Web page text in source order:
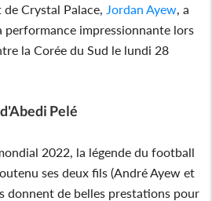
de Crystal Palace, Jordan Ayew, a
performance impressionnante lors
la Corée du Sud le lundi 28
Pelé
2022, la légende du football
ses deux fils (André Ayew et
donnent de belles prestations pour